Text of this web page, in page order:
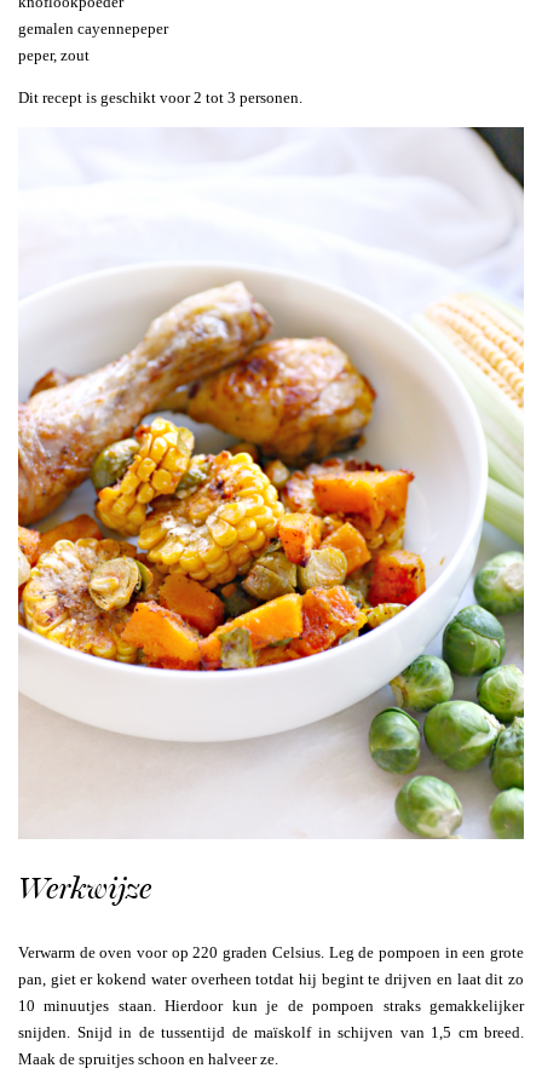
gemalen cayennepeper
peper, zout
Dit recept is geschikt voor 2 tot 3 personen.
Werkwijze
Verwarm de oven voor op 220 graden Celsius. Leg de pompoen in een grote
pan, giet er kokend water overheen totdat hij begint te drijven en laat dit zo
10 minuutjes staan. Hierdoor kun je de pompoen straks gemakkelijker
snijden. Snijd in de tussentijd de maïskolf in schijven van 1,5 cm breed.
Maak de spruitjes schoon en halveer ze.